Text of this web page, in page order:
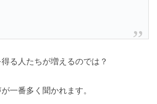
る人たちが増えるのでは？
一番多く聞かれます。